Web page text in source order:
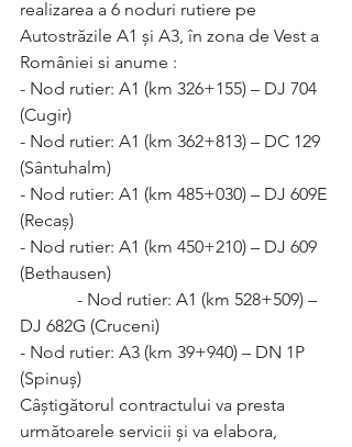
realizarea a 6 noduri rutiere pe
Autostrăzile A1 și A3, în zona de Vest a
României si anume :
- Nod rutier: A1 (km 326+155) – DJ 704
(Cugir)
- Nod rutier: A1 (km 362+813) – DC 129
(Sântuhalm)
- Nod rutier: A1 (km 485+030) – DJ 609E
(Recaș)
- Nod rutier: A1 (km 450+210) – DJ 609
(Bethausen)
DJ 682G (Cruceni)
- Nod rutier: A3 (km 39+940) – DN 1P
(Spinuș)
Câștigătorul contractului va presta
următoarele servicii și va elabora,